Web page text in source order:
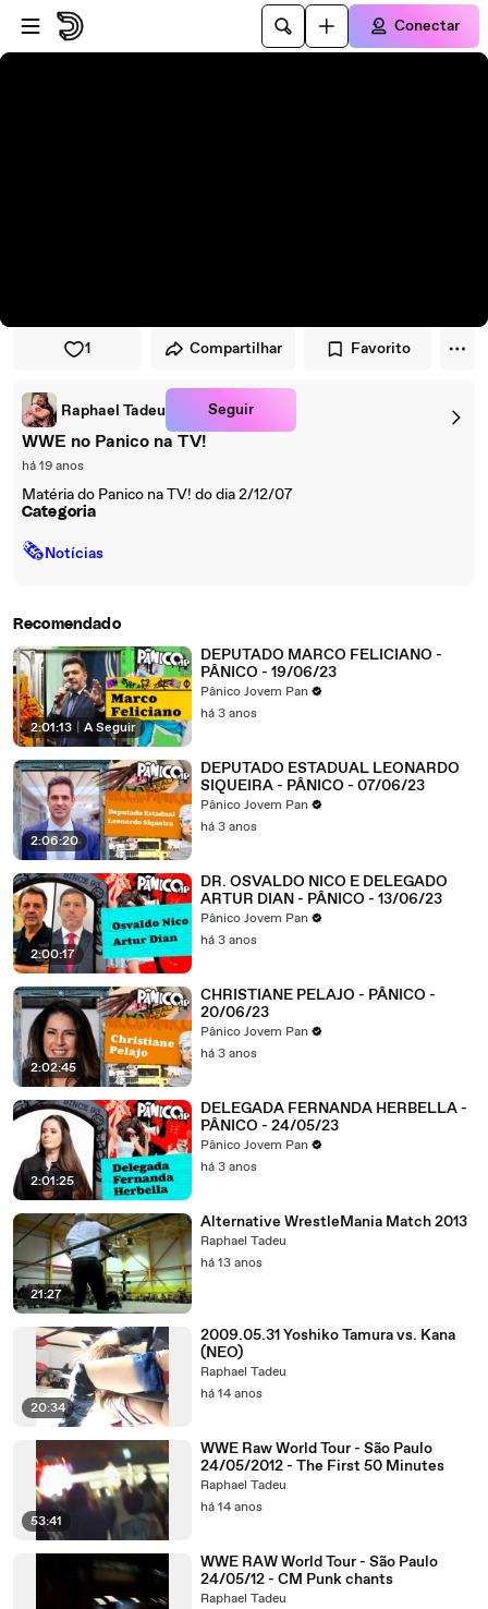
Pular para o player
Ir para o conteúdo principal
Conectar
1 Compartilhar Favorito
Raphael Tadeu Seguir
WWE no Panico na TV!
há 19 anos
Matéria do Panico na TV! do dia 2/12/07
Categoria
🗞Notícias
Recomendado
2:01:13 A Seguir
DEPUTADO MARCO FELICIANO -
PÂNICO - 19/06/23
Pânico Jovem Pan
há 3 anos
2:06:20
DEPUTADO ESTADUAL LEONARDO
SIQUEIRA - PÂNICO - 07/06/23
Pânico Jovem Pan
há 3 anos
2:00:17
DR. OSVALDO NICO E DELEGADO
ARTUR DIAN - PÂNICO - 13/06/23
Pânico Jovem Pan
há 3 anos
2:02:45
CHRISTIANE PELAJO - PÂNICO -
20/06/23
Pânico Jovem Pan
há 3 anos
2:01:25
DELEGADA FERNANDA HERBELLA -
PÂNICO - 24/05/23
Pânico Jovem Pan
há 3 anos
21:27
Alternative WrestleMania Match 2013
Raphael Tadeu
há 13 anos
20:34
2009.05.31 Yoshiko Tamura vs. Kana
(NEO)
Raphael Tadeu
há 14 anos
53:41
WWE Raw World Tour - São Paulo
24/05/2012 - The First 50 Minutes
Raphael Tadeu
há 14 anos
WWE RAW World Tour - São Paulo
24/05/12 - CM Punk chants
Raphael Tadeu